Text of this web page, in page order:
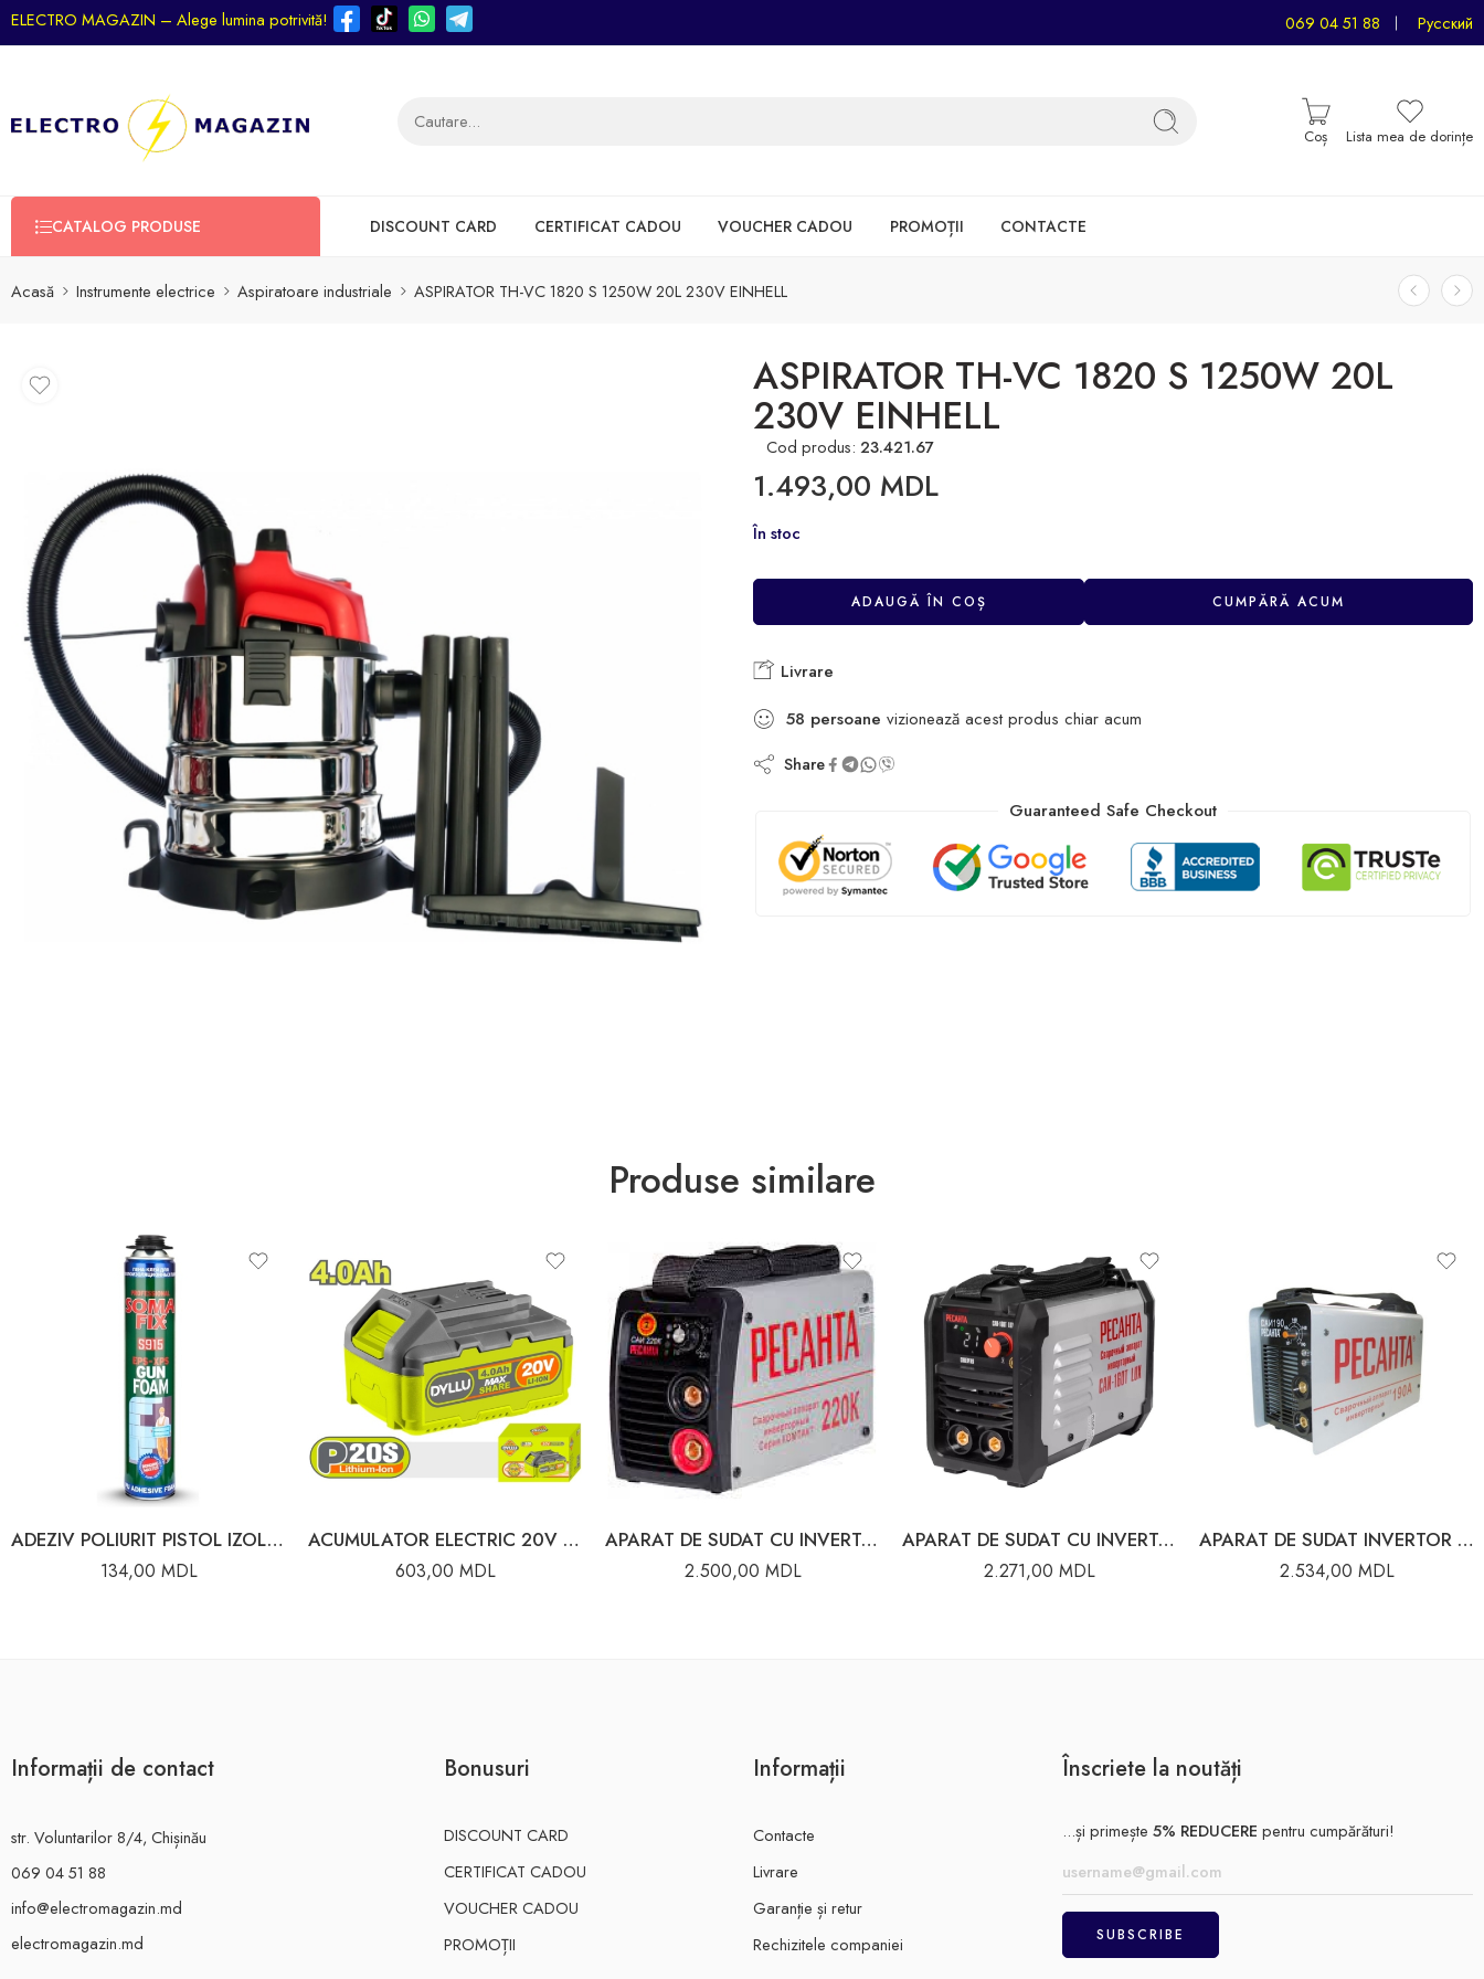
ELECTRO MAGAZIN – Alege lumina potrivită! 069 04 51 88 Русский
Coș Lista mea de dorințe
CATALOG PRODUSE DISCOUNT CARD CERTIFICAT CADOU VOUCHER CADOU PROMOȚII CONTACTE
Acasă Instrumente electrice Aspiratoare industriale ASPIRATOR TH-VC 1820 S 1250W 20L 230V EINHELL
ASPIRATOR TH-VC 1820 S 1250W 20L
230V EINHELL
Cod produs: 23.421.67
1.493,00 MDL
În stoc
ADAUGĂ ÎN COȘ CUMPĂRĂ ACUM
Livrare
58 persoane vizionează acest produs chiar acum
Share
Guaranteed Safe Checkout
Produse similare
ADEZIV POLIURIT PISTOL IZOLARE 750ML/50L
134,00 MDL
ACUMULATOR ELECTRIC 20V 4.0AH DYLLU
603,00 MDL
APARAT DE SUDAT CU INVERTOR COMPACT 220A 65/37 RESANTA
2.500,00 MDL
APARAT DE SUDAT CU INVERTOR 160TLUX 160A 220V 65/69 RESANTA
2.271,00 MDL
APARAT DE SUDAT INVERTOR 190A RESANTA 65/2
2.534,00 MDL
Informații de contact
str. Voluntarilor 8/4, Chișinău
069 04 51 88
info@electromagazin.md
electromagazin.md
Bonusuri
DISCOUNT CARD
CERTIFICAT CADOU
VOUCHER CADOU
PROMOȚII
Informații
Contacte
Livrare
Garanție și retur
Rechizitele companiei
Înscriete la noutăți
...și primește 5% REDUCERE pentru cumpărături!